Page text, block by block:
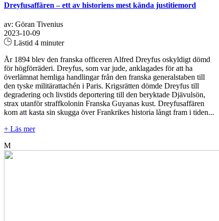
Dreyfusaffären – ett av historiens mest kända justitiemord
av: Göran Tivenius
2023-10-09
Lästid 4 minuter
År 1894 blev den franska officeren Alfred Dreyfus oskyldigt dömd
för högförräderi. Dreyfus, som var jude, anklagades för att ha
överlämnat hemliga handlingar från den franska generalstaben till
den tyske militärattachén i Paris. Krigsrätten dömde Dreyfus till
degradering och livstids deportering till den beryktade Djävulsön,
strax utanför straffkolonin Franska Guyanas kust. Dreyfusaffären
kom att kasta sin skugga över Frankrikes historia långt fram i tiden...
+ Läs mer
M